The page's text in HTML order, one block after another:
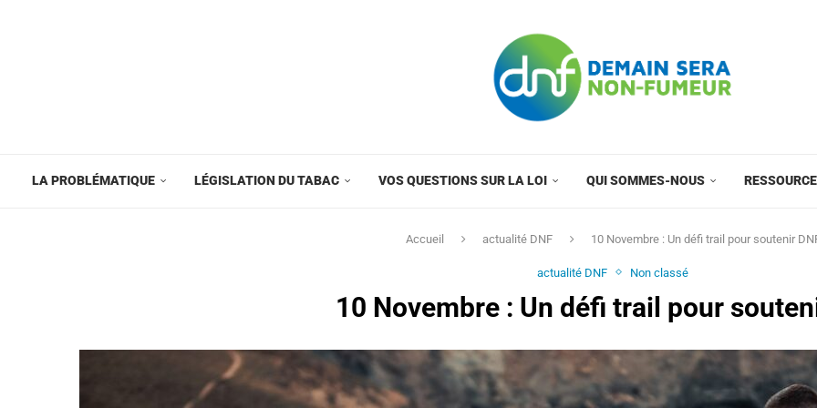
LA PROBLÉMATIQUE LÉGISLATION DU TABAC VOS QUESTIONS SUR LA LOI QUI SOMMES-NOUS
Accueil actualité DNF 10 Novembre : Un défi trail pour soutenir
actualité DNF Non classé
10 Novembre : Un défi trail pour